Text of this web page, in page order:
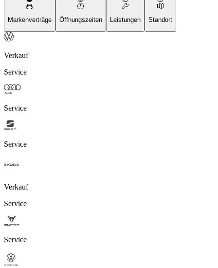
Markenverträge Öffnungszeiten Leistungen Standort
Verkauf
Service
Service
Service
Verkauf
Service
Service